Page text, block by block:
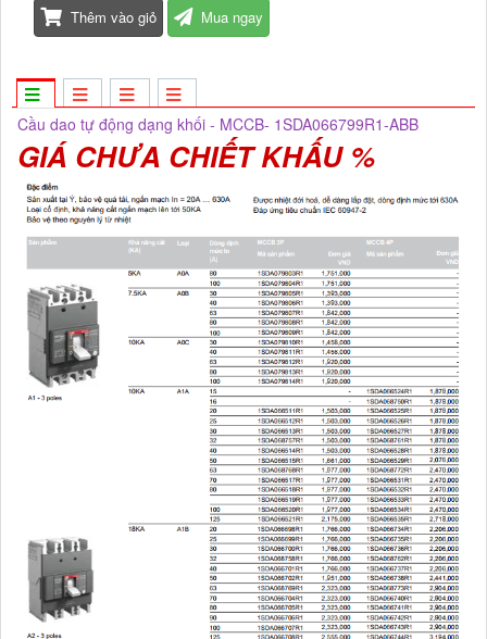
Thêm vào giỏ Mua ngay
Cầu dao tự động dạng khối - MCCB- 1SDA066799R1-ABB
GIÁ CHƯA CHIẾT KHẤU %